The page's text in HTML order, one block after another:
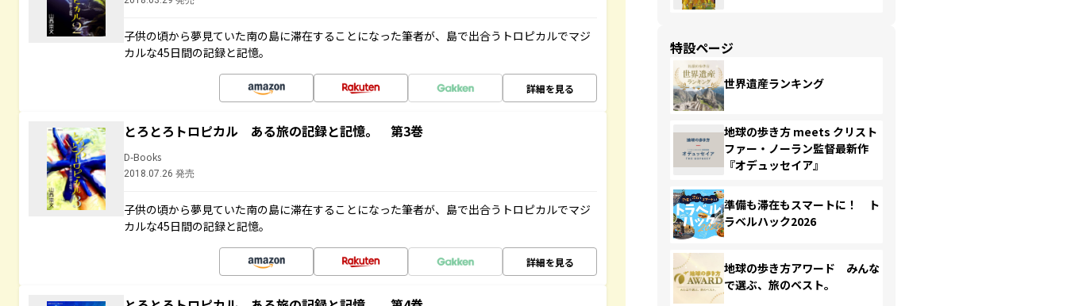
子供の頃から夢見ていた南の島に滞在することになった筆者が、島で出合うトロピカルでマジ
カルな45日間の記録と記憶。
詳細を見る
とろとろトロピカル ある旅の記録と記憶。 第3巻
D-Books
2018.07.26 発売
子供の頃から夢見ていた南の島に滞在することになった筆者が、島で出合うトロピカルでマジ
カルな45日間の記録と記憶。
詳細を見る
特設ページ
世界遺産ランキング
地球の歩き方 meets クリスト
ファー・ノーラン監督最新作
『オデュッセイア』
準備も滞在もスマートに！ ト
ラベルハック2026
地球の歩き方アワード みんな
で選ぶ、旅のベスト。